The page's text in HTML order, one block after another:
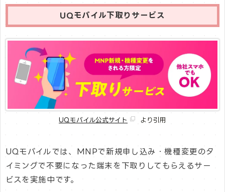
UQモバイル下取りサービス
UQモバイル公式サイト より引用
UQモバイルでは、MNPで新規申し込み・機種変更のタ
イミングで不要になった端末を下取りしてもらえるサー
ビスを実施中です。